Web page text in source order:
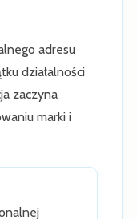
adresu
działalności
zaczyna
marki i